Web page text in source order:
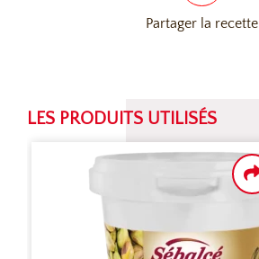
Partager la recette
LES PRODUITS UTILISÉS